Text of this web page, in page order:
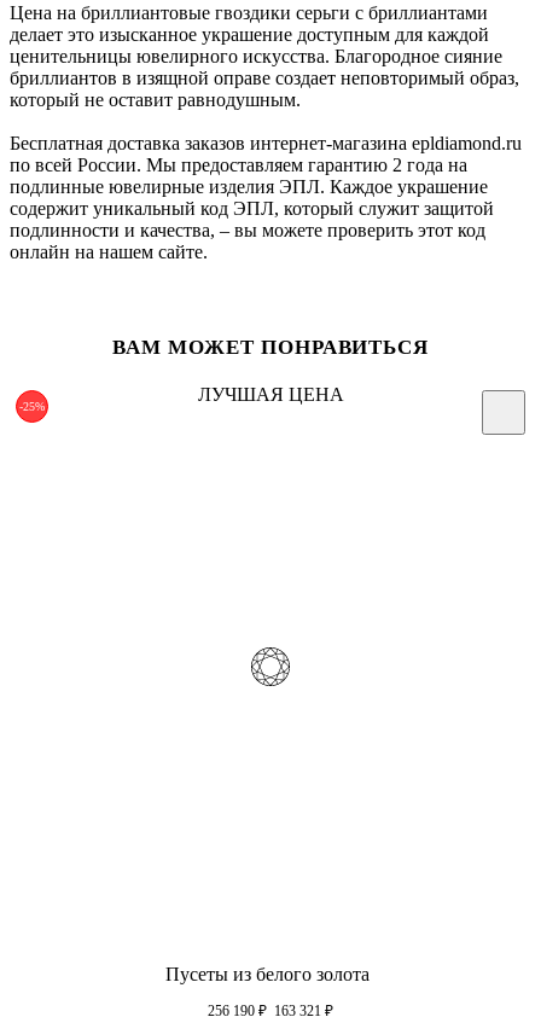
Цена на бриллиантовые гвоздики серьги с бриллиантами
делает это изысканное украшение доступным для каждой
ценительницы ювелирного искусства. Благородное сияние
бриллиантов в изящной оправе создает неповторимый образ,
который не оставит равнодушным.
Бесплатная доставка заказов интернет-магазина epldiamond.ru
по всей России. Мы предоставляем гарантию 2 года на
подлинные ювелирные изделия ЭПЛ. Каждое украшение
содержит уникальный код ЭПЛ, который служит защитой
подлинности и качества, – вы можете проверить этот код
онлайн на нашем сайте.
ВАМ МОЖЕТ ПОНРАВИТЬСЯ
-25%
ЛУЧШАЯ ЦЕНА
Пусеты из белого золота
256 190 ₽ 163 321 ₽